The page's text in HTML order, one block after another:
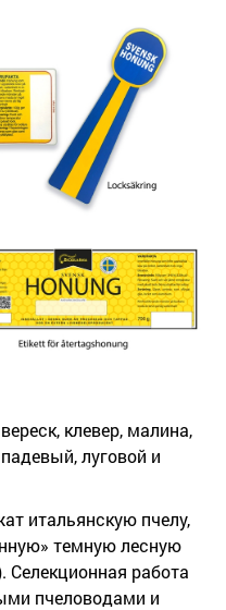
клевер, малина,
луговой и
итальянскую пчелу,
темную лесную
Селекционная работа
пчеловодами и